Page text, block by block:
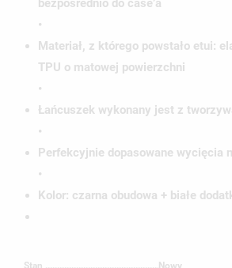
bezpośrednio do case’a
•
Materiał, z którego powstało etui:
TPU o matowej powierzchni
•
Łańcuszek wykonany jest z
•
Perfekcyjnie dopasowane wycięcia
•
Kolor: czarna obudowa + białe